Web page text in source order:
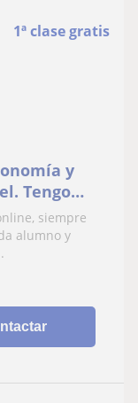
1ª clase gratis
y
academia
siempre
alumno y